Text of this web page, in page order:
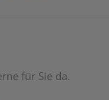
für Sie da.